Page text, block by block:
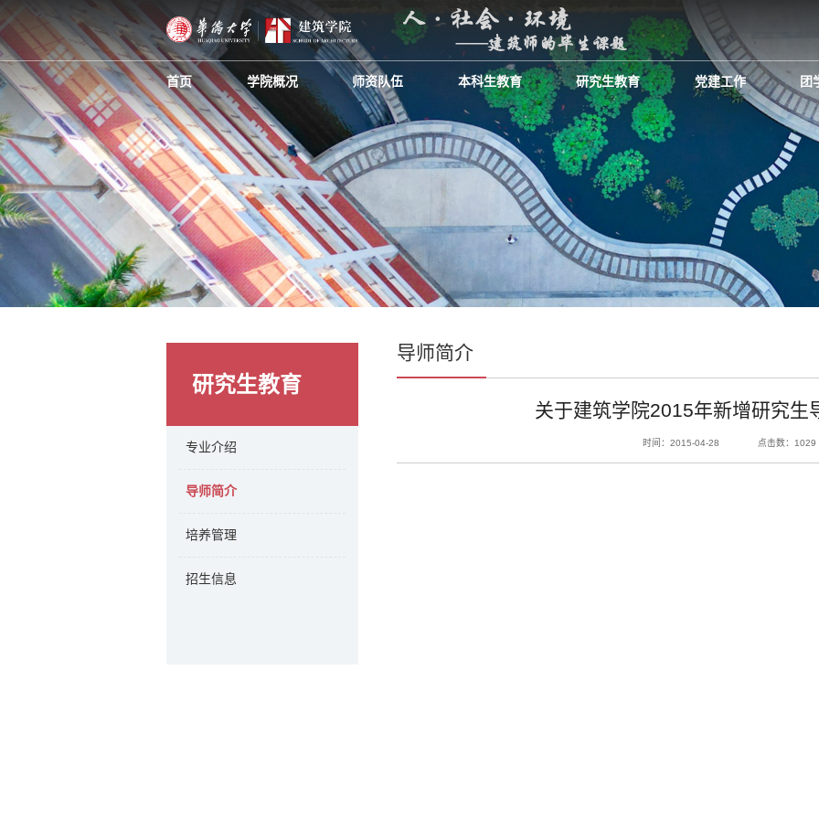
首页 学院概况 师资队伍 本科生教育 研究生教育 党建工作 团
研究生教育
专业介绍
导师简介
培养管理
招生信息
导师简介
关于建筑学院2015年新增研究生
时间：2015-04-28 点击数： 1029